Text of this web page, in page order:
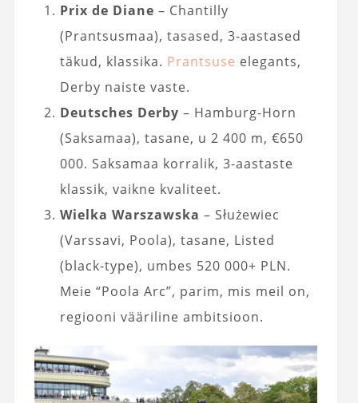
Prix de Diane – Chantilly
(Prantsusmaa), tasased, 3-aastased
täkud, klassika. Prantsuse elegants,
Derby naiste vaste.
Deutsches Derby – Hamburg-Horn
(Saksamaa), tasane, u 2 400 m, €650
000. Saksamaa korralik, 3-aastaste
klassik, vaikne kvaliteet.
Wielka Warszawska – Służewiec
(Varssavi, Poola), tasane, Listed
(black-type), umbes 520 000+ PLN.
Meie “Poola Arc”, parim, mis meil on,
regiooni vääriline ambitsioon.